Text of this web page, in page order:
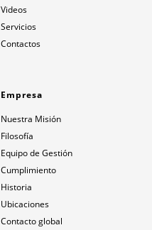
Videos
Servicios
Contactos
Empresa
Nuestra Misión
Filosofía
Equipo de Gestión
Cumplimiento
Historia
Ubicaciones
Contacto global